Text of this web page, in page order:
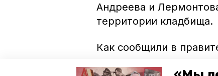
Андреева и
территории кладбища.
Как сообщили в